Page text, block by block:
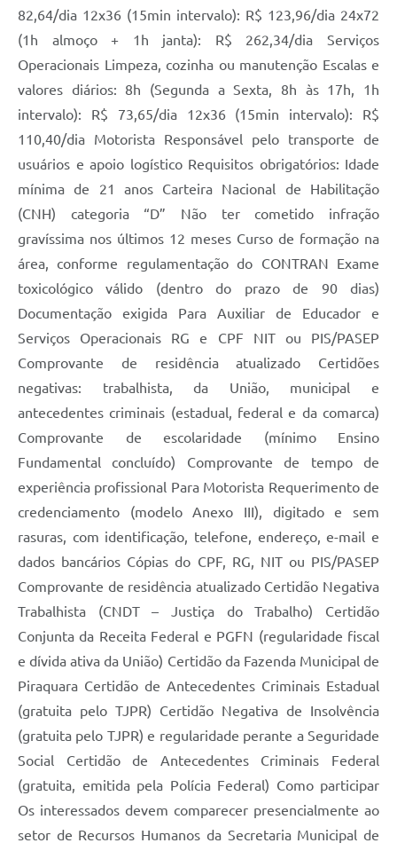
82,64/dia 12x36 (15min intervalo): R$ 123,96/dia 24x72
(1h almoço + 1h janta): R$ 262,34/dia Serviços
Operacionais Limpeza, cozinha ou manutenção Escalas e
valores diários: 8h (Segunda a Sexta, 8h às 17h, 1h
intervalo): R$ 73,65/dia 12x36 (15min intervalo): R$
110,40/dia Motorista Responsável pelo transporte de
usuários e apoio logístico Requisitos obrigatórios: Idade
mínima de 21 anos Carteira Nacional de Habilitação
(CNH) categoria “D” Não ter cometido infração
gravíssima nos últimos 12 meses Curso de formação na
área, conforme regulamentação do CONTRAN Exame
toxicológico válido (dentro do prazo de 90 dias)
Documentação exigida Para Auxiliar de Educador e
Serviços Operacionais RG e CPF NIT ou PIS/PASEP
Comprovante de residência atualizado Certidões
negativas: trabalhista, da União, municipal e
antecedentes criminais (estadual, federal e da comarca)
Comprovante de escolaridade (mínimo Ensino
Fundamental concluído) Comprovante de tempo de
experiência profissional Para Motorista Requerimento de
credenciamento (modelo Anexo III), digitado e sem
rasuras, com identificação, telefone, endereço, e-mail e
dados bancários Cópias do CPF, RG, NIT ou PIS/PASEP
Comprovante de residência atualizado Certidão Negativa
Trabalhista (CNDT – Justiça do Trabalho) Certidão
Conjunta da Receita Federal e PGFN (regularidade fiscal
e dívida ativa da União) Certidão da Fazenda Municipal de
Piraquara Certidão de Antecedentes Criminais Estadual
(gratuita pelo TJPR) Certidão Negativa de Insolvência
(gratuita pelo TJPR) e regularidade perante a Seguridade
Social Certidão de Antecedentes Criminais Federal
(gratuita, emitida pela Polícia Federal) Como participar
Os interessados devem comparecer presencialmente ao
setor de Recursos Humanos da Secretaria Municipal de